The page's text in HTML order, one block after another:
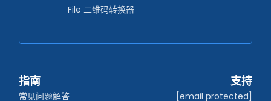
File 二维码转换器
指南
常见问题解答
支持
[email protected]